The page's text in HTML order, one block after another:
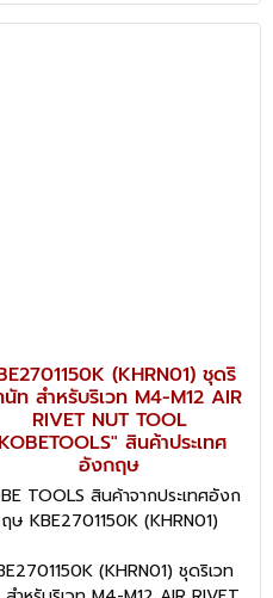
(KHRN01) ชุดริ
นัท สำหรับริเวท M4-M12 AIR
RIVET NUT TOOL
สินค้าประเทศ
อังกฤษ
TOOLS สินค้าจากประเทศอังก
ฤษ KBE2701150K (KHRN01)
(KHRN01) ชุดริเวท